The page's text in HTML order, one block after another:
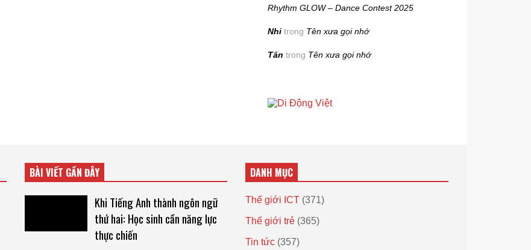
Rhythm GLOW – Dance Contest 2025
Nhi trong Tên xưa gọi nhớ
Tân trong Tên xưa gọi nhớ
BÀI VIẾT GẦN ĐÂY
Khi Tiếng Anh thành ngôn ngữ
thứ hai: Học sinh cần năng lực
thực chiến
DANH MỤC
Thế giới ICT (371)
Thế giới trẻ (365)
Tin tức (357)